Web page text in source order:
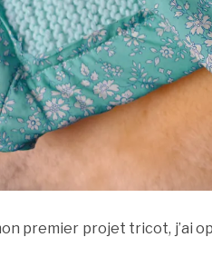
premier projet tricot, j’ai